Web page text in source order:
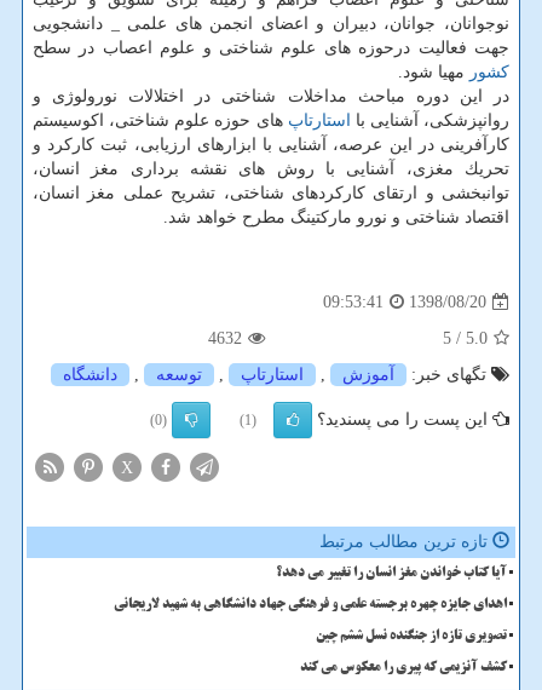
نوجوانان، جوانان، دبیران و اعضای انجمن های علمی _ دانشجویی
جهت فعالیت درحوزه های علوم شناختی و علوم اعصاب در سطح
كشور مهیا شود.
در این دوره مباحث مداخلات شناختی در اختلالات نورولوژی و
روانپزشكی، آشنایی با استارتاپ های حوزه علوم شناختی، اكوسیستم
كارآفرینی در این عرصه، آشنایی با ابزارهای ارزیابی، ثبت كاركرد و
تحریك مغزی، آشنایی با روش های نقشه برداری مغز انسان،
توانبخشی و ارتقای كاركردهای شناختی، تشریح عملی مغز انسان،
اقتصاد شناختی و نورو ماركتینگ مطرح خواهد شد.
1398/08/20
09:53:41
5.0
/ 5
4632
تگهای خبر:
آموزش , استارتاپ , توسعه , دانشگاه
این پست را می پسندید؟ (1)
(0)
X
تازه ترین مطالب مرتبط
آیا کتاب خواندن مغز انسان را تغییر می دهد؟
اهدای جایزه چهره برجسته علمی و فرهنگی جهاد دانشگاهی به شهید لاریجانی
تصویری تازه از جنگنده نسل ششم چین
کشف آنزیمی که پیری را معکوس می کند